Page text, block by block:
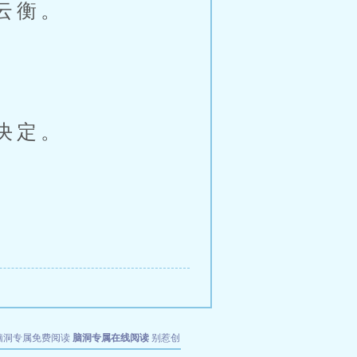
。
。
洞专属免费阅读 脑洞专属在线阅读 别惹创